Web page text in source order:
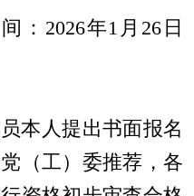
： 2026年1 月 26 日
本人提出书面报名
（工）委推荐，各